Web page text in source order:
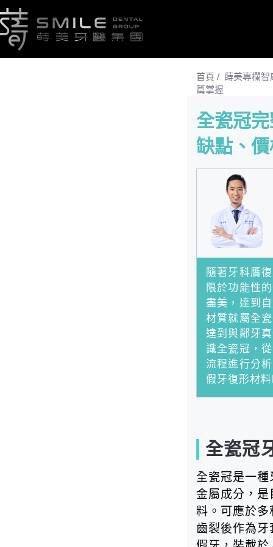
首頁 / 蒔美專欄智
篇掌握
全瓷冠
缺點、
隨著牙科贋
限於功能性
盡美，達到
材質就屬全
達到與鄰牙
識全瓷冠，
流程進行分
假牙復形材
全瓷冠
全瓷冠是一
金屬成分，
料。可應於
齒裂後作為